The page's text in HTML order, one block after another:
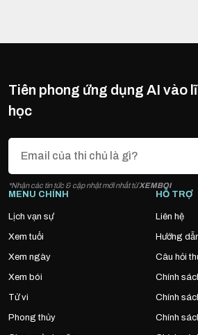
Tiên phong ứng dụng AI vào
học
*Nhận các tin tức & cập nhật mới nhất từXEMBOI
MENU CHÍNH
Lịch vạn sự
Xem tuổi
Xem ngày
Xem bói
Tử vi
Phong thủy
HỖ TRỢ
Liên hệ
Hướng
Câu hỏi
Chính
Chính
Chính